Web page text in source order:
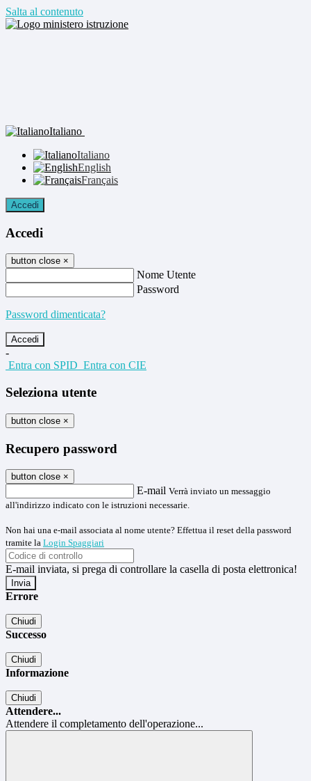
Salta al contenuto
Italiano
Italiano
English
Français
Accedi
Accedi
button close ×
Nome Utente
Password
Password dimenticata?
-
Entra con SPID Entra con CIE
Seleziona utente
button close ×
Recupero password
button close ×
E-mail Verrà inviato un messaggio
all'indirizzo indicato con le istruzioni necessarie.
Non hai una e-mail associata al nome utente? Effettua il reset della password
tramite la Login Spaggiari
E-mail inviata, si prega di controllare la casella di posta elettronica!
Errore
Chiudi
Successo
Chiudi
Informazione
Chiudi
Attendere...
Attendere il completamento dell'operazione...